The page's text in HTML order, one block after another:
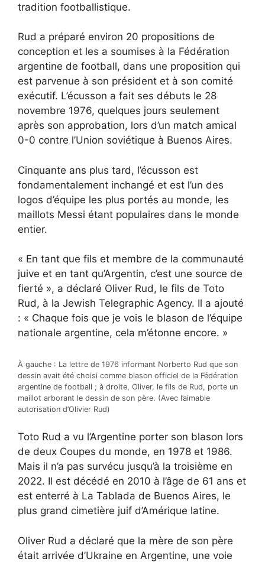
tradition footballistique.
Rud a préparé environ 20 propositions de
conception et les a soumises à la Fédération
argentine de football, dans une proposition qui
est parvenue à son président et à son comité
exécutif. L’écusson a fait ses débuts le 28
novembre 1976, quelques jours seulement
après son approbation, lors d’un match amical
0-0 contre l’Union soviétique à Buenos Aires.
Cinquante ans plus tard, l’écusson est
fondamentalement inchangé et est l’un des
logos d’équipe les plus portés au monde, les
maillots Messi étant populaires dans le monde
entier.
« En tant que fils et membre de la communauté
juive et en tant qu’Argentin, c’est une source de
fierté », a déclaré Oliver Rud, le fils de Toto
Rud, à la Jewish Telegraphic Agency. Il a ajouté
: « Chaque fois que je vois le blason de l’équipe
nationale argentine, cela m’étonne encore. »
À gauche : La lettre de 1976 informant Norberto Rud que son
dessin avait été choisi comme blason officiel de la Fédération
argentine de football ; à droite, Oliver, le fils de Rud, porte un
maillot arborant le dessin de son père. (Avec l’aimable
autorisation d’Olivier Rud)
Toto Rud a vu l’Argentine porter son blason lors
de deux Coupes du monde, en 1978 et 1986.
Mais il n’a pas survécu jusqu’à la troisième en
2022. Il est décédé en 2010 à l’âge de 61 ans et
est enterré à La Tablada de Buenos Aires, le
plus grand cimetière juif d’Amérique latine.
Oliver Rud a déclaré que la mère de son père
était arrivée d’Ukraine en Argentine, une voie